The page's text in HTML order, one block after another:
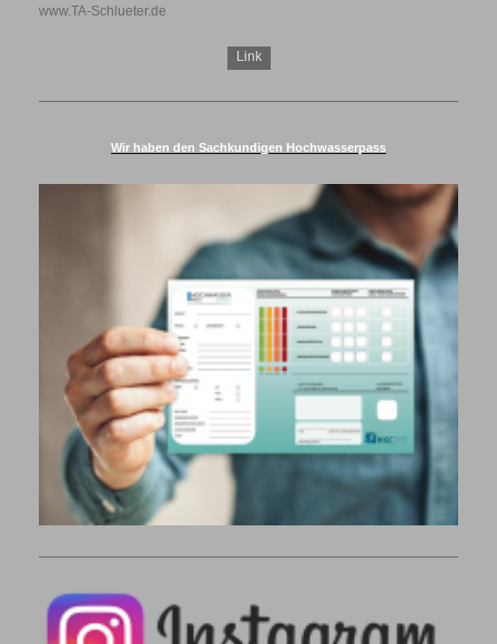
www.TA-Schlueter.de
Link
Wir haben den Sachkundigen Hochwasserpass